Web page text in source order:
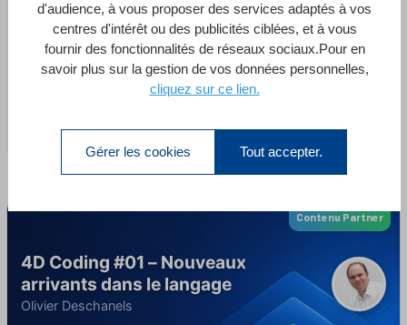
parOlivier Deschanels
dans Base de données 4D,Langage 4D ,ORDA
8 Heures
Débutant 54 Leçons 1 Quiz
Enroll Now
Contenu Partner
4D Coding #01 – Nouveaux
arrivants dans le langage
Olivier Deschanels
d'audience, à vous proposer des services adaptés à vos
centres d'intérêt ou des publicités ciblées, et à vous
fournir des fonctionnalités de réseaux sociaux.Pour en
savoir plus sur la gestion de vos données personnelles,
cliquez sur ce lien.
Gérer les cookies Tout accepter.